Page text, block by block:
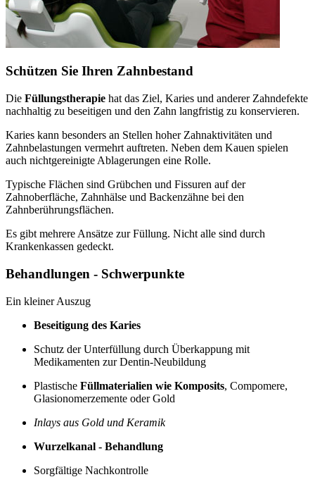
Schützen Sie Ihren Zahnbestand
Die Füllungstherapie hat das Ziel, Karies und anderer Zahndefekte
nachhaltig zu beseitigen und den Zahn langfristig zu konservieren.
Karies kann besonders an Stellen hoher Zahnaktivitäten und
Zahnbelastungen vermehrt auftreten. Neben dem Kauen spielen
auch nichtgereinigte Ablagerungen eine Rolle.
Typische Flächen sind Grübchen und Fissuren auf der
Zahnoberfläche, Zahnhälse und Backenzähne bei den
Zahnberührungsflächen.
Es gibt mehrere Ansätze zur Füllung. Nicht alle sind durch
Krankenkassen gedeckt.
Behandlungen - Schwerpunkte
Ein kleiner Auszug
Beseitigung des Karies
Schutz der Unterfüllung durch Überkappung mit
Medikamenten zur Dentin-Neubildung
Plastische Füllmaterialien wie Komposits, Compomere,
Glasionomerzemente oder Gold
Inlays aus Gold und Keramik
Wurzelkanal - Behandlung
Sorgfältige Nachkontrolle